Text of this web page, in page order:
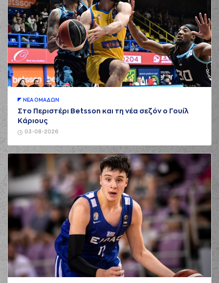
03-08-2026
ΝΕA ΟΜAΔΩΝ
Στο Περιστέρι Betsson και τη νέα σεζόν ο Γουίλ
Κάριους